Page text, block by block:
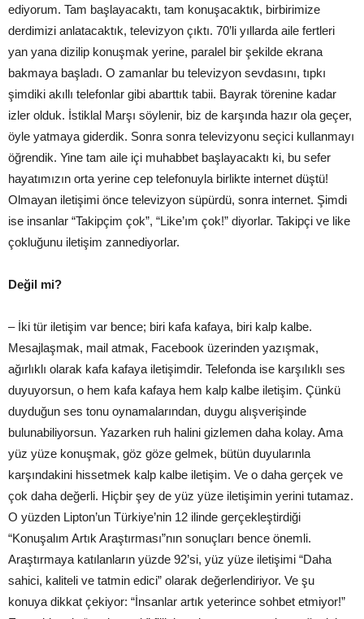
ediyorum. Tam başlayacaktı, tam konuşacaktık, birbirimize
derdimizi anlatacaktık, televizyon çıktı. 70’li yıllarda aile fertleri
yan yana dizilip konuşmak yerine, paralel bir şekilde ekrana
bakmaya başladı. O zamanlar bu televizyon sevdasını, tıpkı
şimdiki akıllı telefonlar gibi abarttık tabii. Bayrak törenine kadar
izler olduk. İstiklal Marşı söylenir, biz de karşında hazır ola geçer,
öyle yatmaya giderdik. Sonra sonra televizyonu seçici kullanmayı
öğrendik. Yine tam aile içi muhabbet başlayacaktı ki, bu sefer
hayatımızın orta yerine cep telefonuyla birlikte internet düştü!
Olmayan iletişimi önce televizyon süpürdü, sonra internet. Şimdi
ise insanlar “Takipçim çok”, “Like’ım çok!” diyorlar. Takipçi ve like
çokluğunu iletişim zannediyorlar.
Değil mi?
– İki tür iletişim var bence; biri kafa kafaya, biri kalp kalbe.
Mesajlaşmak, mail atmak, Facebook üzerinden yazışmak,
ağırlıklı olarak kafa kafaya iletişimdir. Telefonda ise karşılıklı ses
duyuyorsun, o hem kafa kafaya hem kalp kalbe iletişim. Çünkü
duyduğun ses tonu oynamalarından, duygu alışverişinde
bulunabiliyorsun. Yazarken ruh halini gizlemen daha kolay. Ama
yüz yüze konuşmak, göz göze gelmek, bütün duyularınla
karşındakini hissetmek kalp kalbe iletişim. Ve o daha gerçek ve
çok daha değerli. Hiçbir şey de yüz yüze iletişimin yerini tutamaz.
O yüzden Lipton’un Türkiye’nin 12 ilinde gerçekleştirdiği
“Konuşalım Artık Araştırması”nın sonuçları bence önemli.
Araştırmaya katılanların yüzde 92’si, yüz yüze iletişimi “Daha
sahici, kaliteli ve tatmin edici” olarak değerlendiriyor. Ve şu
konuya dikkat çekiyor: “İnsanlar artık yeterince sohbet etmiyor!”